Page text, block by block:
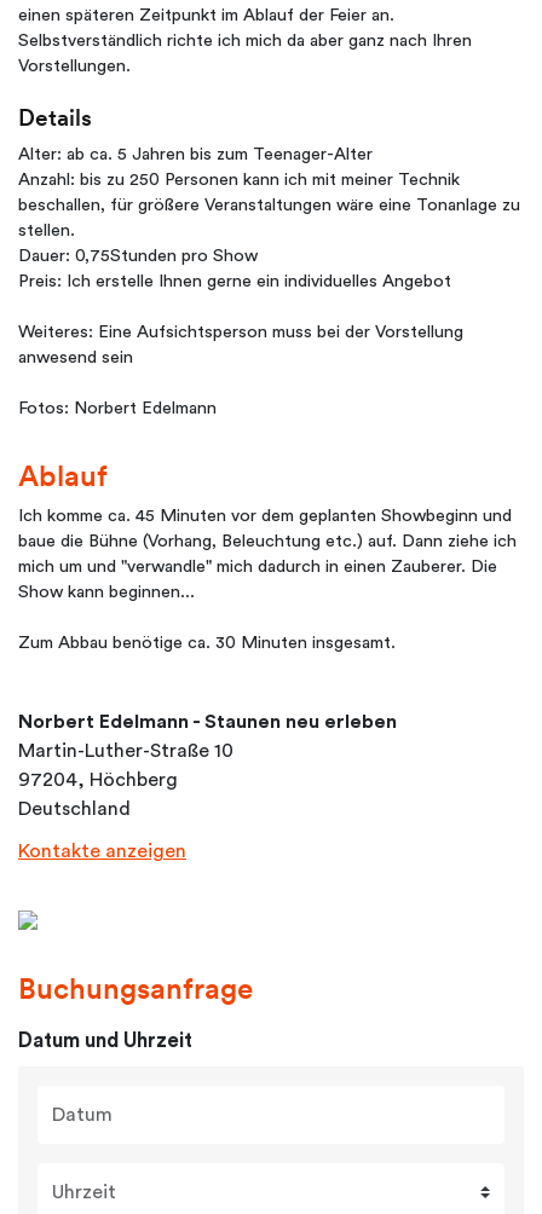
einen späteren Zeitpunkt im Ablauf der Feier an.
Selbstverständlich richte ich mich da aber ganz nach Ihren
Vorstellungen.
Details
Alter: ab ca. 5 Jahren bis zum Teenager-Alter
Anzahl: bis zu 250 Personen kann ich mit meiner Technik
beschallen, für größere Veranstaltungen wäre eine Tonanlage zu
stellen.
Dauer: 0,75Stunden pro Show
Preis: Ich erstelle Ihnen gerne ein individuelles Angebot
Weiteres: Eine Aufsichtsperson muss bei der Vorstellung
anwesend sein
Fotos: Norbert Edelmann
Ablauf
Ich komme ca. 45 Minuten vor dem geplanten Showbeginn und
baue die Bühne (Vorhang, Beleuchtung etc.) auf. Dann ziehe ich
mich um und "verwandle" mich dadurch in einen Zauberer. Die
Show kann beginnen...
Zum Abbau benötige ca. 30 Minuten insgesamt.
Norbert Edelmann - Staunen neu erleben
Martin-Luther-Straße 10
97204, Höchberg
Deutschland
Kontakte anzeigen
Buchungsanfrage
Datum und Uhrzeit
Datum
Uhrzeit